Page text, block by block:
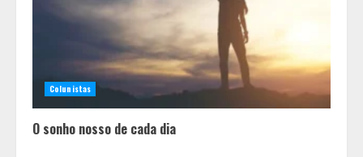
Colunistas
O sonho nosso de cada dia